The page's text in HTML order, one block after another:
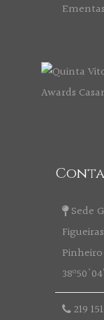
Sede
219